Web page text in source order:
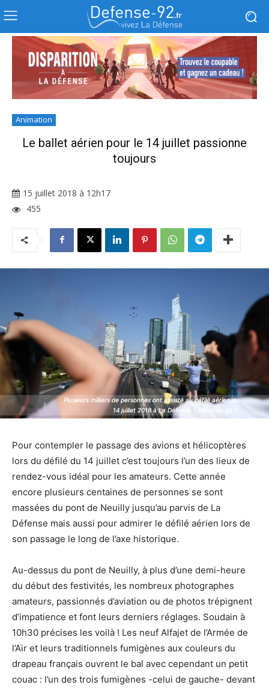
Animation
Le ballet aérien pour le 14 juillet passionne
toujours
15 juillet 2018 à 12h17
455
Plusieurs milliers de personnes ont assisté au défilé aérien du
14 juillet 2018 à La Défense - Defense-92.fr
Plusieurs milliers de personnes ont assisté au défilé aérien du
14 juillet 2018 à La Défense - Defense-92.fr
Pour contempler le passage des avions et hélicoptères
lors du défilé du 14 juillet c’est toujours l’un des lieux de
rendez-vous idéal pour les amateurs. Cette année
encore plusieurs centaines de personnes se sont
massées du pont de Neuilly jusqu’au parvis de La
Défense mais aussi pour admirer le défilé aérien lors de
son passage le long de l’axe historique.
Au-dessus du pont de Neuilly, à plus d’une demi-heure
du début des festivités, les nombreux photographes
amateurs, passionnés d’aviation ou de photos trépignent
d’impatience et font leurs derniers réglages. Soudain à
10h30 précises les voilà ! Les neuf Alfajet de l’Armée de
l’Air et leurs traditionnels fumigènes aux couleurs du
drapeau français ouvrent le bal avec cependant un petit
couac : l’un des trois fumigènes -celui de gauche- devant